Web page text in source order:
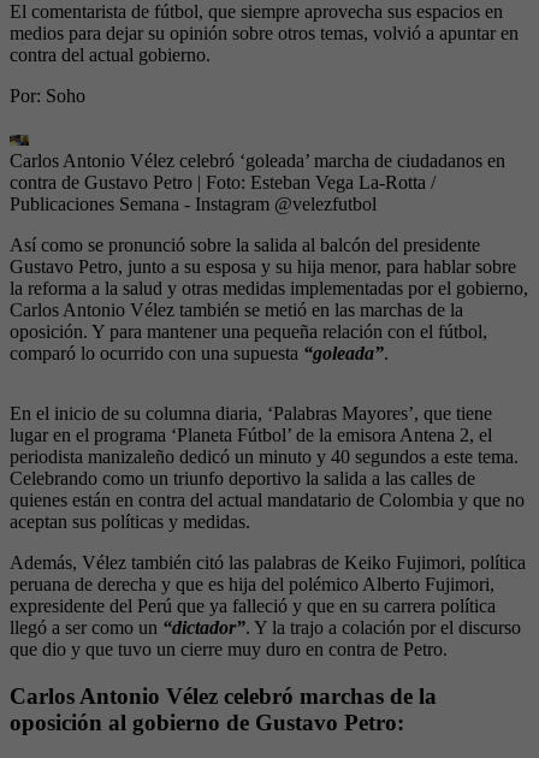
El comentarista de fútbol, que siempre aprovecha sus espacios en
medios para dejar su opinión sobre otros temas, volvió a apuntar en
contra del actual gobierno.
Por: Soho
Carlos Antonio Vélez celebró ‘goleada’ marcha de ciudadanos en
contra de Gustavo Petro | Foto: Esteban Vega La-Rotta /
Publicaciones Semana - Instagram @velezfutbol
Así como se pronunció sobre la salida al balcón del presidente
Gustavo Petro, junto a su esposa y su hija menor, para hablar sobre
la reforma a la salud y otras medidas implementadas por el gobierno,
Carlos Antonio Vélez también se metió en las marchas de la
oposición. Y para mantener una pequeña relación con el fútbol,
comparó lo ocurrido con una supuesta “goleada”.
En el inicio de su columna diaria, ‘Palabras Mayores’, que tiene
lugar en el programa ‘Planeta Fútbol’ de la emisora Antena 2, el
periodista manizaleño dedicó un minuto y 40 segundos a este tema.
Celebrando como un triunfo deportivo la salida a las calles de
quienes están en contra del actual mandatario de Colombia y que no
aceptan sus políticas y medidas.
Además, Vélez también citó las palabras de Keiko Fujimori, política
peruana de derecha y que es hija del polémico Alberto Fujimori,
expresidente del Perú que ya falleció y que en su carrera política
llegó a ser como un “dictador”. Y la trajo a colación por el discurso
que dio y que tuvo un cierre muy duro en contra de Petro.
Carlos Antonio Vélez celebró marchas de la
oposición al gobierno de Gustavo Petro: